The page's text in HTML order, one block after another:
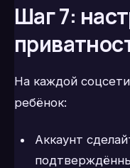
Шаг 7:
На каждой
ребёнок:
Аккаунт